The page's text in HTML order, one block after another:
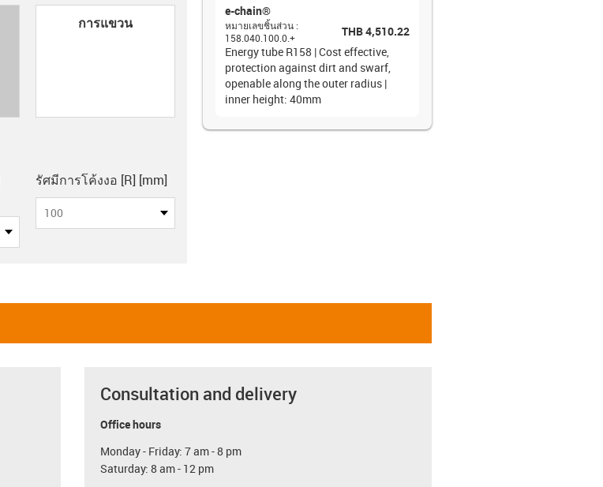
e-chain®
หมายเลขชิ้นส่วน :
158.040.100.0.+
THB 4,510.22
Energy tube R158 | Cost effective,
protection against dirt and swarf,
openable along the outer radius |
inner height: 40mm
การแขวน
รัศมีการโค้งงอ [R] [mm]
100
Consultation and delivery
Office hours
Monday - Friday: 7 am - 8 pm
Saturday: 8 am - 12 pm